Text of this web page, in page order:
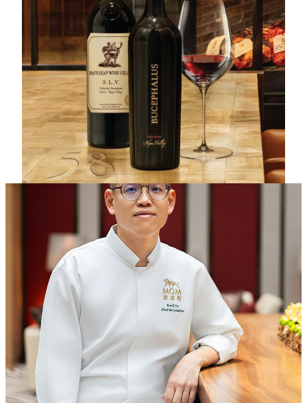
カリフォルニアワイン紀行
「Grill 58」のソムリエが、ナパ・ヴァレーを代表す
る3つの名門ワイナリーから厳選したカベルネ・ソー
ヴィニヨンをご用意しました。繊細な風味が織りな
す、奥深い味わいと美しい余韻をご堪能いただけま
す。100年以上にわたって受け継がれてきたカリフォ
ルニアワイン造りの伝統を、この機会に是非ともご堪
能ください。
詳細を見る
バジル・ユー氏
20年以上の経験を持つバジル・ユーシェフは、東西の食文化
を融合させた料理を得意とするシェフです。香港生まれ、オ
ーストラリア育ちで、カナダのル・コルドン・ブルー・オタ
ワ校にて本格的なフランス料理の技法を学びました。ミシュ
ラン星付きレストラン「Amber」や「ÉPURE」、北京の
「Rive Gauche」などで経験を積み、中国とフランスを組み
合わせた独自スタイルを築いてきました。誠実な姿勢を指針
にしながら、最高の食材で心に残る美食のひとときを生み出